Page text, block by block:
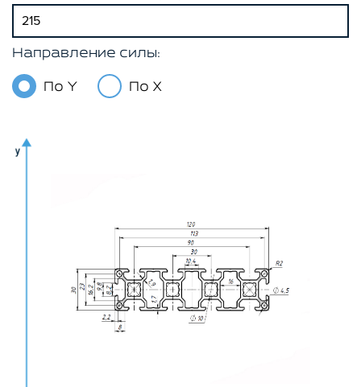
Направление силы:
По Y По X